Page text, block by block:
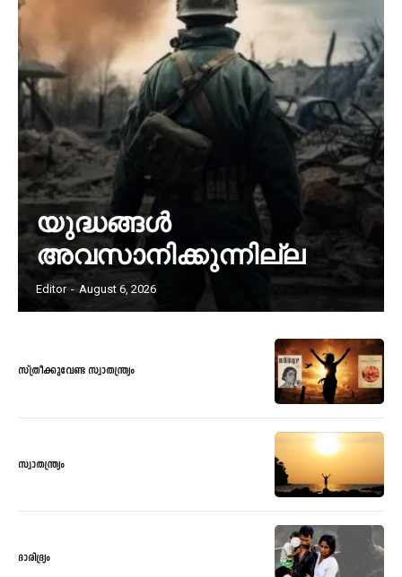
യുദ്ധങ്ങൾ
അവസാനിക്കുന്നില്ല
Editor - August 6, 2026
സ്ത്രീക്കുവേണ്ട സ്വാതന്ത്ര്യം
സ്വാതന്ത്ര്യം
ദാരിദ്ര്യം